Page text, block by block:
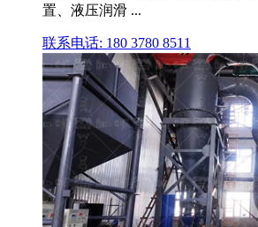
置、液压润滑 ...
联系电话: 180 3780 8511